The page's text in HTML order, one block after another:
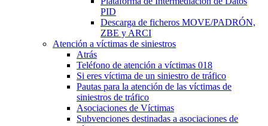
PID
Descarga de ficheros MOVE/PADRÓN,
ZBE y ARCI
Atención a víctimas de siniestros
Atrás
Teléfono de atención a víctimas 018
Si eres víctima de un siniestro de tráfico
Pautas para la atención de las víctimas de
siniestros de tráfico
Asociaciones de Víctimas
Subvenciones destinadas a asociaciones de